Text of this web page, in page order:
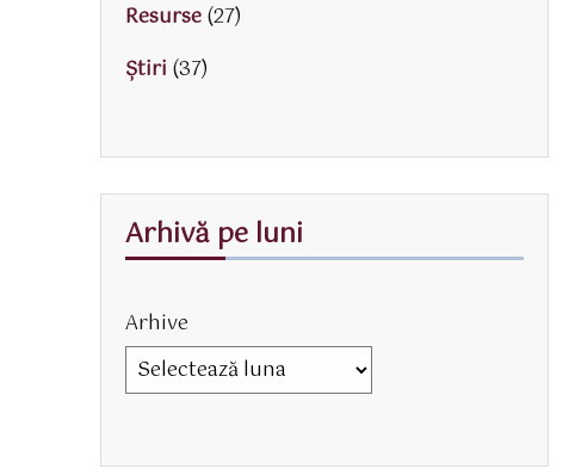
Resurse(27)
Știri (37)
Arhivă pe luni
Arhive